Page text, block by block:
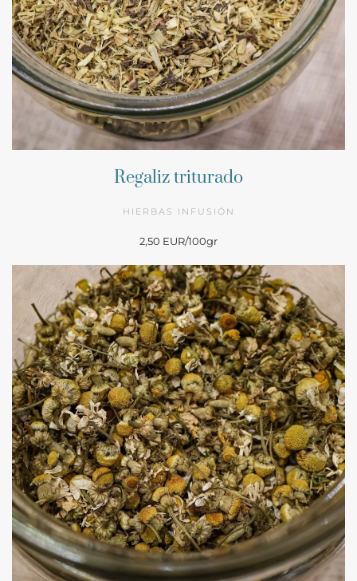
Regaliz triturado
HIERBAS INFUSIÓN
2,50 EUR/100gr